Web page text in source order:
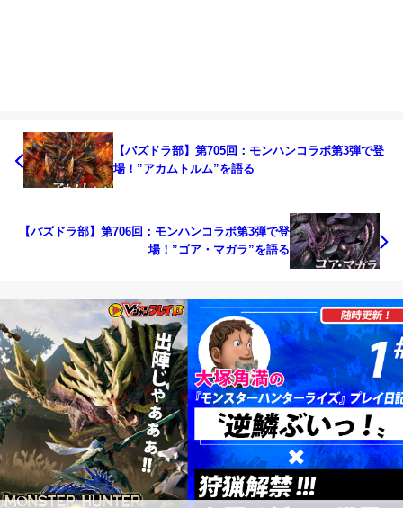
【パズドラ部】第705回：モンハンコラボ第3弾で登
場！”アカムトルム”を語る
【パズドラ部】第706回：モンハンコラボ第3弾で登
場！”ゴア・マガラ”を語る